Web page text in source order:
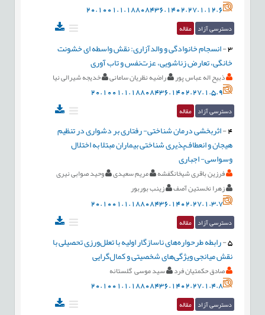
20.1001.1.18808436.1402.27.1.12.6
دسترسی آزاد مقاله
3
-انسجام خانوادگی و والدآزاری: نقش واسطه ای خشونت
خانگی، تعارض زناشویی، عزت‌نفس و تاب آوری
ذبیح اله عباس پور راضیه نظریان سامانی خدیجه شیرالی نیا
20.1001.1.18808436.1402.27.1.5.9
دسترسی آزاد مقاله
4
-اثربخشی درمان شناختی- رفتاری بر دشواری در تنظیم
هیجان و انعطاف‌‌پذیری شناختی بیماران مبتلا به اختلال
وسواسی- اجباری
فرزین باقری شیخانگفشه مریم سعیدی
وحید صوابی نیری
زهرا نخستین آصف
زینب بوربور
20.1001.1.18808436.1402.27.1.3.7
دسترسی آزاد مقاله
5
-رابطه طرحواره‌های ناسازگار اولیه با تعلل‌ورزی تحصیلی با
نقش میانجی ویژگی‌های شخصیتی و کمال‌گرایی
صادق حکمتیان فرد سید موسی گلستانه
20.1001.1.18808436.1402.27.1.4.8
دسترسی آزاد مقاله